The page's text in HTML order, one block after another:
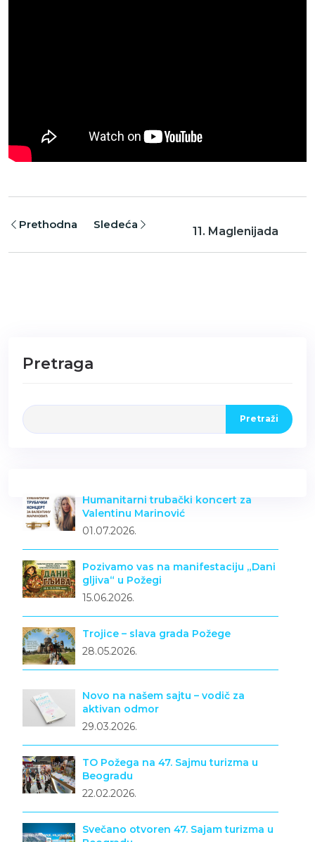
Prethodna
11. Maglenijada
Sledeća
Pretraga
Pretraži
Humanitarni trubački koncert za
Valentinu Marinović
01.07.2026.
Pozivamo vas na manifestaciju „Dani
gljiva“ u Požegi
15.06.2026.
Trojice – slava grada Požege
28.05.2026.
Novo na našem sajtu – vodič za
aktivan odmor
29.03.2026.
TO Požega na 47. Sajmu turizma u
Beogradu
22.02.2026.
Svečano otvoren 47. Sajam turizma u